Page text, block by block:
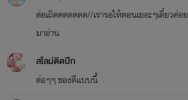
ต่อเถิดดดดดดด//เรารอให้ตอนเยอะๆเดี๋ยวค่อย
มาอ่าน
สไลม์ติดปีก
ต่อๆๆ ของดีเเบบนี้